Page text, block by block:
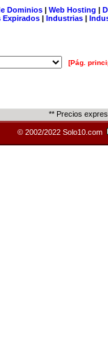
Dominios| Web Hosting |
Expirados | Industrias |
[Pág.
** Precios
© 2002/2022 Solo10.com